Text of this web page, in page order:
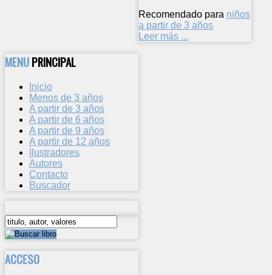
Recomendado para niños
a partir de 3 años
Leer más ...
MENUPRINCIPAL
Inicio
Menos de 3 años
A partir de 3 años
A partir de 6 años
A partir de 9 años
A partir de 12 años
Ilustradores
Autores
Contacto
Buscador
ACCESO